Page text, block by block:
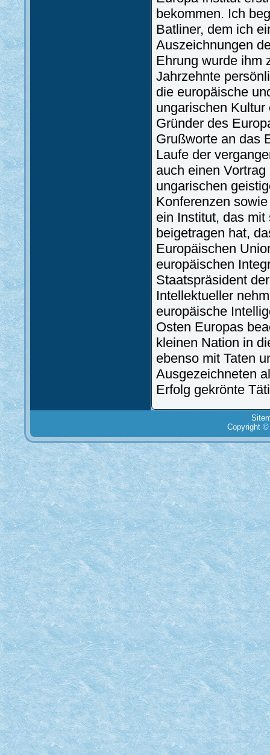
bekommen. Ich
Batliner, dem ich
Auszeichnungen
Ehrung wurde ihm
Jahrzehnte
die europäische
ungarischen
Gründer des
Grußworte an das
Laufe der
auch einen
ungarischen
Konferenzen
ein Institut, das
beigetragen hat,
Europäischen
europäischen
Staatspräsident
Intellektueller
europäische
Osten Europas
kleinen Nation in
ebenso mit Taten
Ausgezeichneten
Erfolg gekrönte
Copyright ©